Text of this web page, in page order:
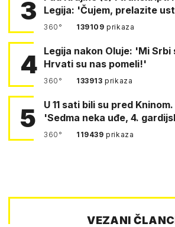
3
Legija: 'Čujem, prelazite
360° 139109prikaza
4 Legija nakon Oluje: 'Mi Srbi
Hrvati su nas pomeli!'
360° 133913prikaza
5
U 11 sati bili su pred Kninom. Gotovina:
'Sedma neka uđe, 4.
360° 119439prikaza
VEZANI